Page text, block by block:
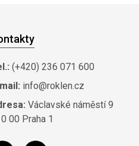
(+420) 236 071 600
info@roklen.cz
Václavské náměstí 9
00 Praha 1